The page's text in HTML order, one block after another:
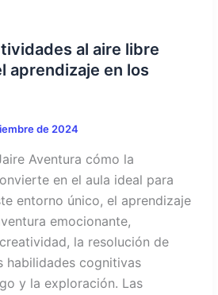
al aire libre
aprendizaje en los
de 2024
Aventura cómo la
en el aula ideal para
entorno único, el aprendizaje
emocionante,
la resolución de
habilidades cognitivas
y la exploración. Las